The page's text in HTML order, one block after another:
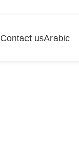
Contact usArabic